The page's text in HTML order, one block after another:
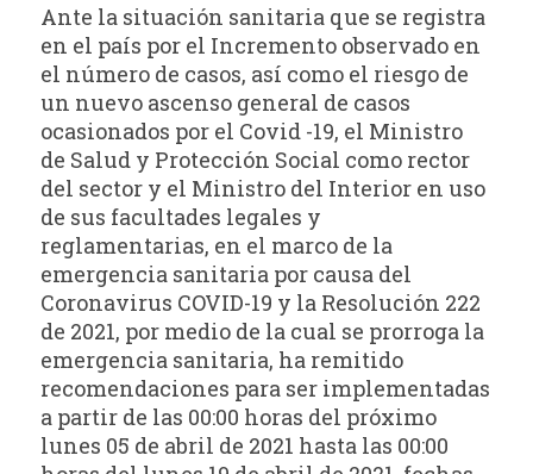
Ante la situación sanitaria que se registra
en el país por el Incremento observado en
el número de casos, así como el riesgo de
un nuevo ascenso general de casos
ocasionados por el Covid -19, el Ministro
de Salud y Protección Social como rector
del sector y el Ministro del Interior en uso
de sus facultades legales y
reglamentarias, en el marco de la
emergencia sanitaria por causa del
Coronavirus COVID-19 y la Resolución 222
de 2021, por medio de la cual se prorroga la
emergencia sanitaria, ha remitido
recomendaciones para ser implementadas
a partir de las 00:00 horas del próximo
lunes 05 de abril de 2021 hasta las 00:00